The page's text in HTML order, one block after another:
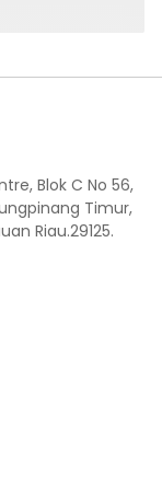
Blok C No 56,
Timur,
Riau.29125.